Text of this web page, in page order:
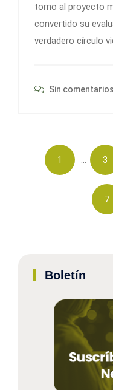
torno al proyecto
convertido su
verdadero círculo
Sin comentarios
1 … 3
7
Boletín